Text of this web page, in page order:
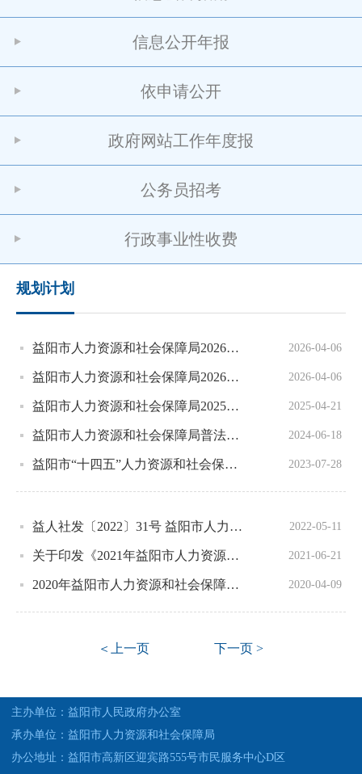
信息公开年报
依申请公开
政府网站工作年度报
公务员招考
行政事业性收费
规划计划
益阳市人力资源和社会保障局2026年度跨部门联合检查计划 2026-04-06
益阳市人力资源和社会保障局2026年度涉企行政检查计划 2026-04-06
益阳市人力资源和社会保障局2025年度 “谁执法谁普法”重点任务清单 2025-04-21
益阳市人力资源和社会保障局普法责任清单、2024年度普法重点任务清单 2024-06-18
益阳市“十四五”人力资源和社会保障事业发展规划中期评估报告 2023-07-28
益人社发〔2022〕31号 益阳市人力资源和社会保障局关于印发《益阳市人力资源社会保障系统法治宣传教育第八个五年规划（2021-2025年）》的通知 2022-05-11
关于印发《2021年益阳市人力资源和社会保障法治建设工作计划》的通知 2021-06-21
2020年益阳市人力资源和社会保障法治建设工作计划 2020-04-09
＜上一页 下一页 >
主办单位：益阳市人民政府办公室
承办单位：益阳市人力资源和社会保障局
办公地址：益阳市高新区迎宾路555号市民服务中心D区